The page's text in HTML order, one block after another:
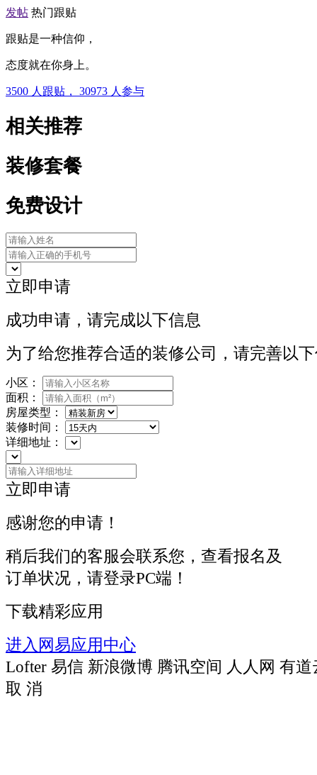
发帖 热门跟贴
跟贴是一种信仰，
态度就在你身上。
3500 人跟贴， 30973 人参与
相关推荐
装修套餐
免费设计
立即申请
成功申请，请完成以下信息
为了给您推荐合适的装修公司，请完善以
小区：
面积：
房屋类型：
装修时间：
详细地址：
立即申请
感谢您的申请！
稍后我们的客服会联系您，查看报名及
订单状况，请登录PC端！
下载精彩应用
进入网易应用中心
Lofter 易信 新浪微博 腾讯空间 人人网 有道
取 消